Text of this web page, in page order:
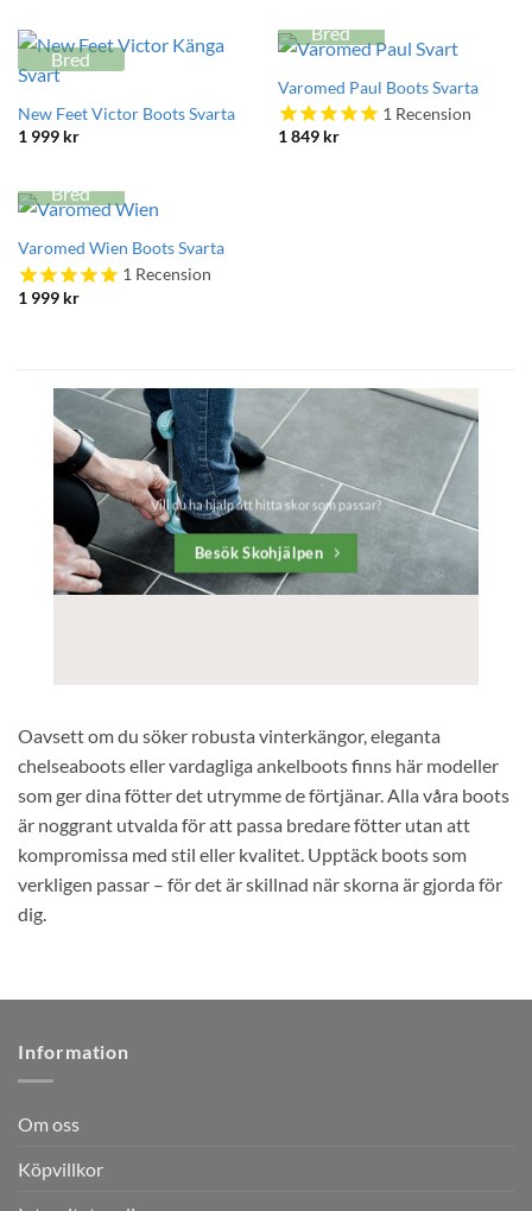
Bred
New Feet Victor Boots Svarta
1 999 kr
Bred
Varomed Paul Boots Svarta
1 Recension
1 849 kr
Bred
Varomed Wien Boots Svarta
1Recension
1 999 kr
Vill du ha hjälp att hitta skor som passar?
Besök Skohjälpen
Oavsett om du söker robusta vinterkängor, eleganta
chelseaboots eller vardagliga ankelboots finns här modeller
som ger dina fötter det utrymme de förtjänar. Alla våra boots
är noggrant utvalda för att passa bredare fötter utan att
kompromissa med stil eller kvalitet. Upptäck boots som
verkligen passar – för det är skillnad när skorna är gjorda för
dig.
Information
Om oss
Köpvillkor